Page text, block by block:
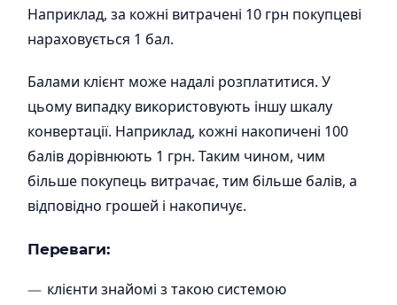
Наприклад, за кожні витрачені 10 грн покупцеві
нараховується 1 бал.
Балами клієнт може надалі розплатитися. У
цьому випадку використовують іншу шкалу
конвертації. Наприклад, кожні накопичені 100
балів дорівнюють 1 грн. Таким чином, чим
більше покупець витрачає, тим більше балів, а
відповідно грошей і накопичує.
Переваги:
клієнти знайомі з такою системою